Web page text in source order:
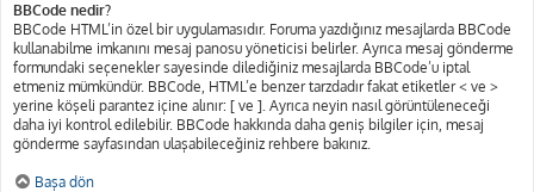
BBCode nedir?
BBCode HTML’in özel bir uygulamasıdır. Foruma yazdığınız mesajlarda BBCode
kullanabilme imkanını mesaj panosu yöneticisi belirler. Ayrıca mesaj gönderme
formundaki seçenekler sayesinde dilediğiniz mesajlarda BBCode’u iptal
etmeniz mümkündür. BBCode, HTML’e benzer tarzdadır fakat etiketler < ve >
yerine köşeli parantez içine alınır: [ ve ]. Ayrıca neyin nasıl görüntüleneceği
daha iyi kontrol edilebilir. BBCode hakkında daha geniş bilgiler için, mesaj
gönderme sayfasından ulaşabileceğiniz rehbere bakınız.
Başa dön